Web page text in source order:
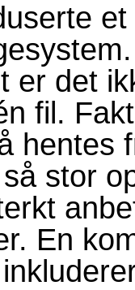
er det
fil.
hentes
stor
En